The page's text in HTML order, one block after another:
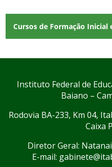
Cursos de Formação Inicial
Instituto Federal de
Baiano –
Rodovia BA-233, Km 04,
Caixa
Diretor Geral:
E-mail: